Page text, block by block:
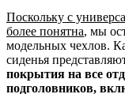
Поскольку с
более понятна, мы
модельных чехлов.
сиденья
покрытия на все
подголовников,